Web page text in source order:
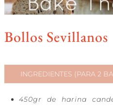
Bollos Sevillanos
INGREDIENTES (PARA 2
450gr de harina